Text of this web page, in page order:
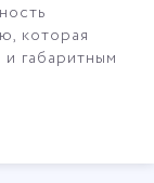
которая
габаритным